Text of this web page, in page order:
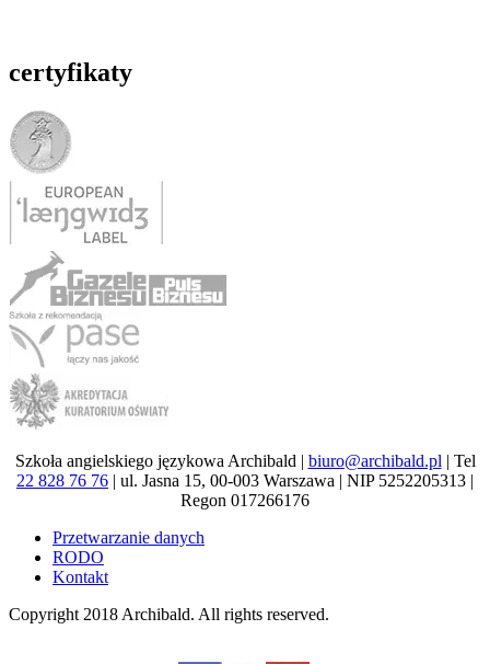
certyfikaty
Szkoła angielskiego językowa Archibald | biuro@archibald.pl | Tel
22 828 76 76 | ul. Jasna 15, 00-003 Warszawa | NIP 5252205313 |
Regon 017266176
Przetwarzanie danych
RODO
Kontakt
Copyright 2018 Archibald. All rights reserved.